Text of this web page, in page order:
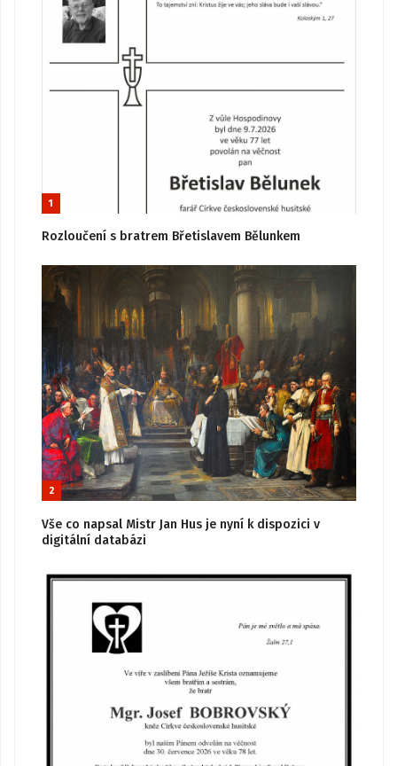
1
Rozloučení s bratrem Břetislavem Bělunkem
2
Vše co napsal Mistr Jan Hus je nyní k dispozici v
digitální databázi